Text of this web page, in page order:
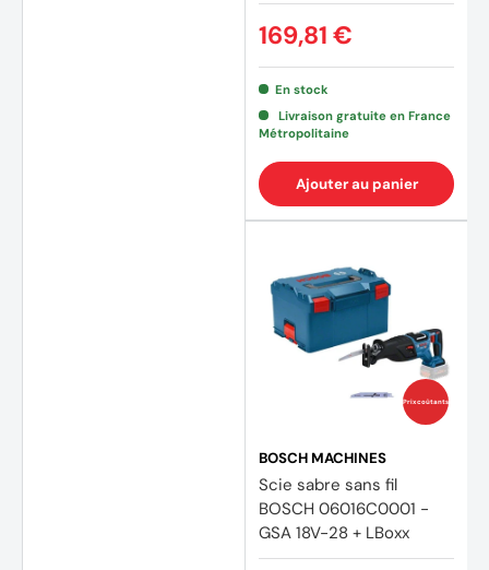
169,81 €
En stock
Livraison gratuite en France
Métropolitaine
Ajouter au panier
Prix coûtants
BOSCH MACHINES
Scie sabre sans fil
BOSCH 06016C0001 -
GSA 18V-28 + LBoxx